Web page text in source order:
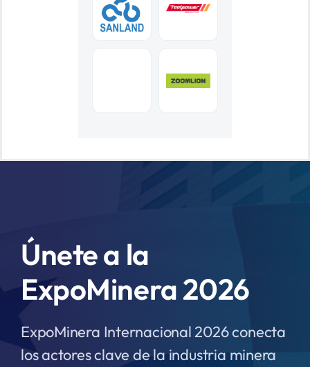
Únete a la
ExpoMinera 2026
ExpoMinera Internacional 2026 conecta
los actores clave de la industria minera